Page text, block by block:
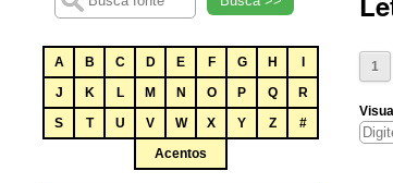
A B C D E F G H
J
K L M N O P Q
R
S
T U V W X Y Z
#
Acentos
1